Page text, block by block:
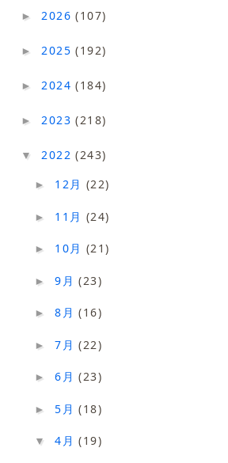
►2026(107)
►2025(192)
►2024(184)
►2023(218)
▼2022(243)
► 12月 (22)
► 11月 (24)
► 10月 (21)
►9月(23)
►8月(16)
►7月(22)
►6月(23)
►5月(18)
▼4月(19)